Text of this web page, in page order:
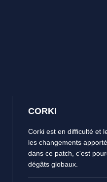
CORKI
Corki est en difficulté et
les changements
dans ce patch, c'est
dégâts globaux.